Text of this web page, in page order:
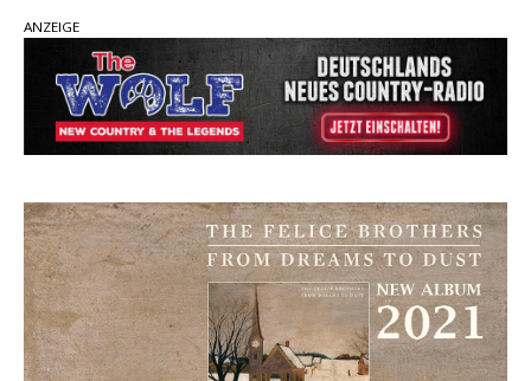
pez veröffentlicht neue Single „Late Night
Talks“ – eine Hymne auf unvergessliche
Sommernächte
Randy Travis veröffentlicht mit „I Don’t Care“
Ben Gallaher kehrt zu seinen Wurzeln zurück –
„Taylor Gold“ zeigt die Kraft der Akustik
ANZEIGE